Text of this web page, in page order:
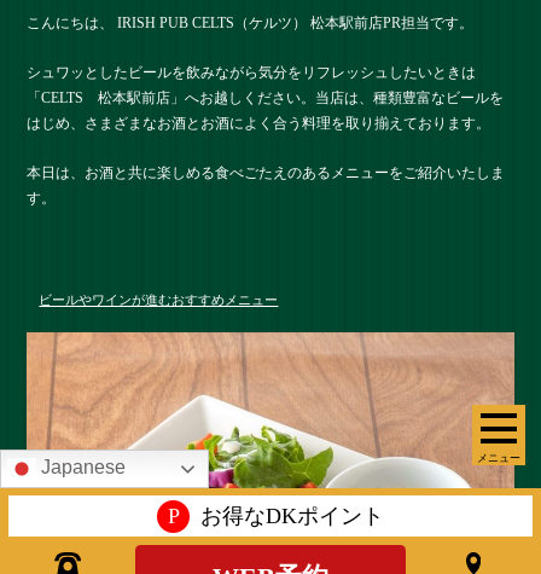
メニュー
こんにちは、 IRISH PUB CELTS（ケルツ） 松本駅前店PR担当です。
シュワッとしたビールを飲みながら気分をリフレッシュしたいときは
「CELTS 松本駅前店」へお越しください。当店は、種類豊富なビールを
はじめ、さまざまなお酒とお酒によく合う料理を取り揃えております。
本日は、お酒と共に楽しめる食べごたえのあるメニューをご紹介いたしま
す。
ビールやワインが進むおすすめメニュー
Japanese
P お得なDKポイント